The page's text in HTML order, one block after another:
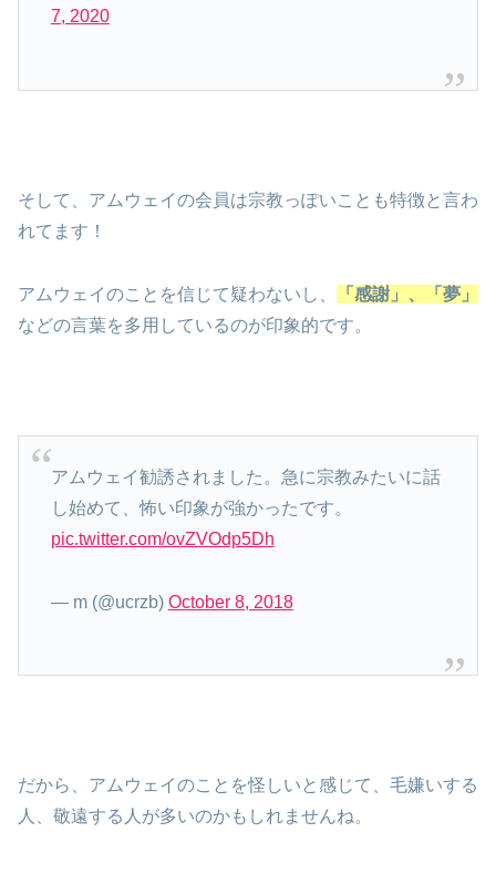
7, 2020
そして、アムウェイの会員は宗教っぽいことも特徴と言わ
れてます！
アムウェイのことを信じて疑わないし、
「感謝」、「夢」
などの言葉を多用しているのが印象的です。
アムウェイ勧誘されました。急に宗教みたいに話
し始めて、怖い印象が強かったです。
pic.twitter.com/ovZVOdp5Dh
— m (@ucrzb) October 8, 2018
だから、アムウェイのことを怪しいと感じて、毛嫌いする
人、敬遠する人が多いのかもしれませんね。